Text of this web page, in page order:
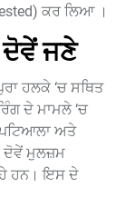
ਕਰ ਲਿਆ ।
ਦੋਵੇਂ ਜਣੇ
ਹਲਕੇ ‘ਚ ਸਥਿਤ
ਦੇ ਮਾਮਲੇ ‘ਚ
ਅਤੇ
ਦੋਵੇਂ ਮੁਲਜ਼ਮ
ਹਨ। ਇਸ ਦੇ